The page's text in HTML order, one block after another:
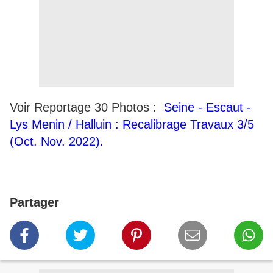
Voir Reportage 30 Photos : Seine - Escaut -
Lys Menin / Halluin : Recalibrage Travaux 3/5
(Oct. Nov. 2022).
Partager